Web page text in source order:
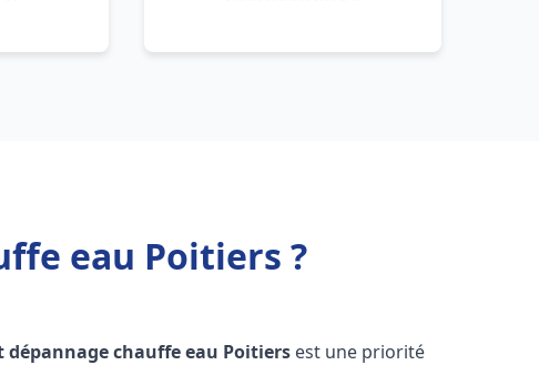
eau Poitiers ?
chauffe eau Poitiers est une priorité